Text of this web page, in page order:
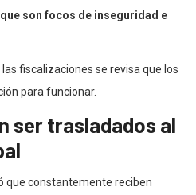
son focos de inseguridad e
fiscalizaciones se revisa que los
para funcionar.
ser trasladados al
que constantemente reciben